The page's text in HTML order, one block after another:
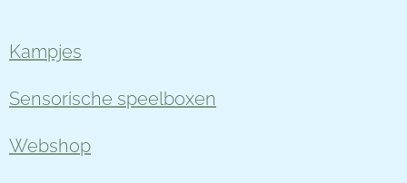
Kampjes
Sensorische speelboxen
Webshop